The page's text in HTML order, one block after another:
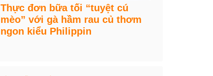
Thực đơn bữa tối “tuyệt cú
mèo” với gà hầm rau củ thơm
ngon kiểu Philippin